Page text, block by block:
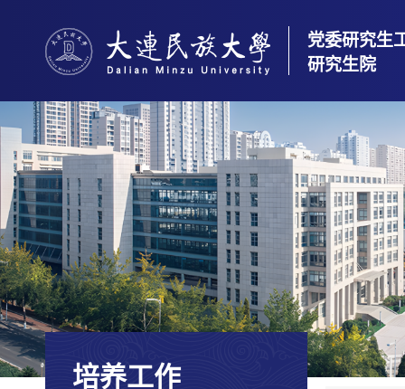
党委研究生
研究生院
培养工作